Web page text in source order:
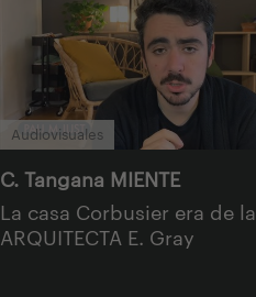
Audiovisuales
C. Tangana MIENTE
La casa Corbusier era de la
ARQUITECTA E. Gray